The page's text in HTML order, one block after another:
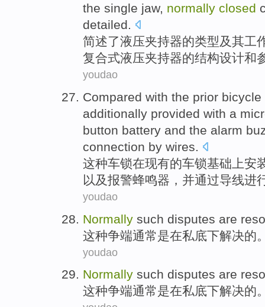
the single jaw, normally closed
detailed.
简述了液压夹持器的类型及其工
复合式液压夹持器的结构设计和
youdao
Compared with the prior bicycle
additionally provided with a
button battery and the alarm
connection by wires.
这种车锁在现有的车锁基础上安
以及报警蜂鸣器 ， 并通过导线进
youdao
Normally such disputes are
这种争端通常是在私底下解决的
youdao
Normally such disputes are
这种争端通常是在私底下解决的